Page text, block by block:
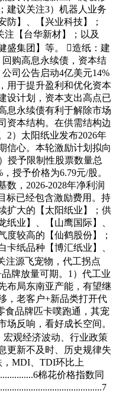
建议关注3）机器人业务
防】、【兴业科技】；
注【台华新材】；以及
盛集团】等。 造纸：建
购高息永续债，资本结
司公告启动4亿美元14%
用于提升盈利和优化资本
设计划，资本支出高点已
息永续债有利于解除市场
资本结构。在供需结构边
2）太阳纸业发布2026年
信心。本轮激励计划拟向
授予限制性股票数量总
授予价格为6.79元/股。
数，2026-2028年净利润
标已经包含激励费用。持
扩大的【太阳纸业】；供
纸业】、【山鹰国际】、
度较高的【仙鹤股份】；
卡纸品种【博汇纸业】、
注源飞宠物，代工拐点
牌放量可期。1）代工业
布局东南亚产能，有望继
，老客户+新品类打开代
食品牌匹卡噗跑通，其宠
场反响，看好成长空间。
观经济波动、行业政策
更新不及时、历史规律失
MDI、TDI环比上
棉花价格指数同